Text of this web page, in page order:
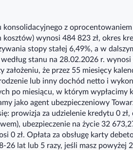
z
wynosi 484 823 zł, okres
stopy stałej 6,49%, a w
stanu na 28.02.2026 r.
że przez 55 miesięcy
lub inny dochód netto i
po miesiącu, w którym
jako agent ubezpieczeniowy
prowizja za udzielenie kredytu 0
ubezpieczenie na życie 32
0 zł. Opłata za obsługę karty
26 lat lub 5 razy, jeśli masz